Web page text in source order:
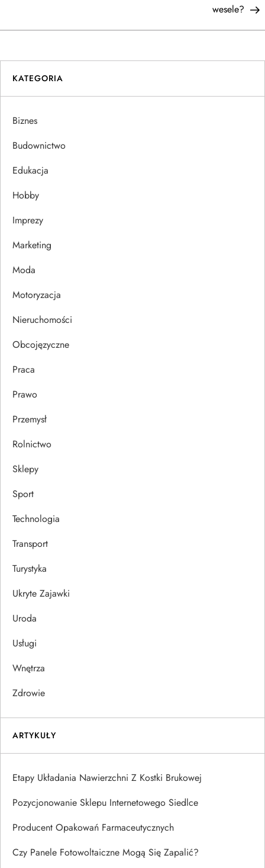
w
i
g
a
c
a
w
p
u
wesele?
KATEGORIA
Biznes
Budownictwo
Edukacja
Hobby
Imprezy
Marketing
Moda
Motoryzacja
Nieruchomości
Obcojęzyczne
Praca
Prawo
Przemysł
Rolnictwo
Sklepy
Sport
Technologia
Transport
Turystyka
Ukryte Zajawki
Uroda
Usługi
Wnętrza
Zdrowie
ARTYKUŁY
Etapy Układania Nawierzchni Z Kostki Brukowej
Pozycjonowanie Sklepu Internetowego Siedlce
Producent Opakowań Farmaceutycznych
Czy Panele Fotowoltaiczne Mogą Się Zapalić?